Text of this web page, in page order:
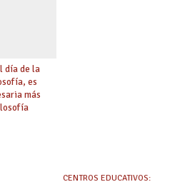
día de la
es
más
CENTROS EDUCATIVOS: